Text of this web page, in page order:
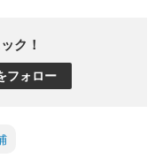
ク！
ォロー